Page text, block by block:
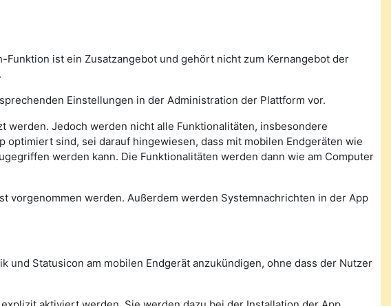
ist ein Zusatzangebot und gehört nicht zum Kernangebot der
Einstellungen in der Administration der Plattform vor.
werden. Jedoch werden nicht alle Funktionalitäten, insbesondere
sind, sei darauf hingewiesen, dass mit mobilen Endgeräten wie
werden kann. Die Funktionalitäten werden dann wie am Computer
werden. Außerdem werden Systemnachrichten in der App
Statusicon am mobilen Endgerät anzukündigen, ohne dass der Nutzer